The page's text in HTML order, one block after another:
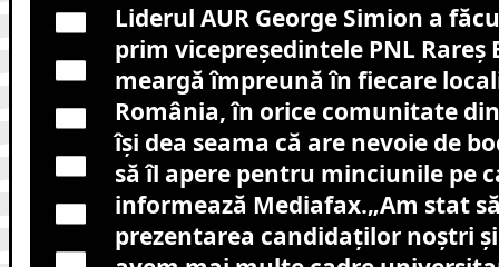
Liderul AUR George Simion a
prim vicepreședintele PNL Rareș
meargă împreună în fiecare
România, în orice comunitate
își dea seama că are nevoie de
să îl apere pentru minciunile pe
informează Mediafax.„Am stat
prezentarea candidaților noștri